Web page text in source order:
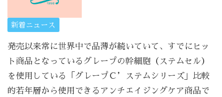
新着ニュース
発売以来常に世界中で品薄が続いていて、すでにヒッ
ト商品となっているグレープの幹細胞（ステムセル）
を使用している「グレープＣ’ステムシリーズ」比較
的若年層から使用できるアンチエイジングケア商品で